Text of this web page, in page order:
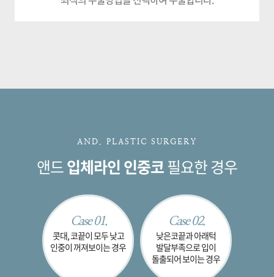
AND. PLASTIC SURGERY
앤드입체라인 인중코필요한 경우
Case 01.
콧대, 코끝이 모두 낮고
인중이 꺼져보이는 경우
Case 02.
낮은코끝과 아래턱
발달부족으로 입이
돌출되어 보이는 경우